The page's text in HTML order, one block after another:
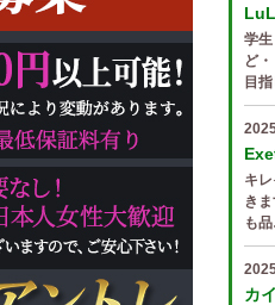
学
ど
目
キ
き
も
カ